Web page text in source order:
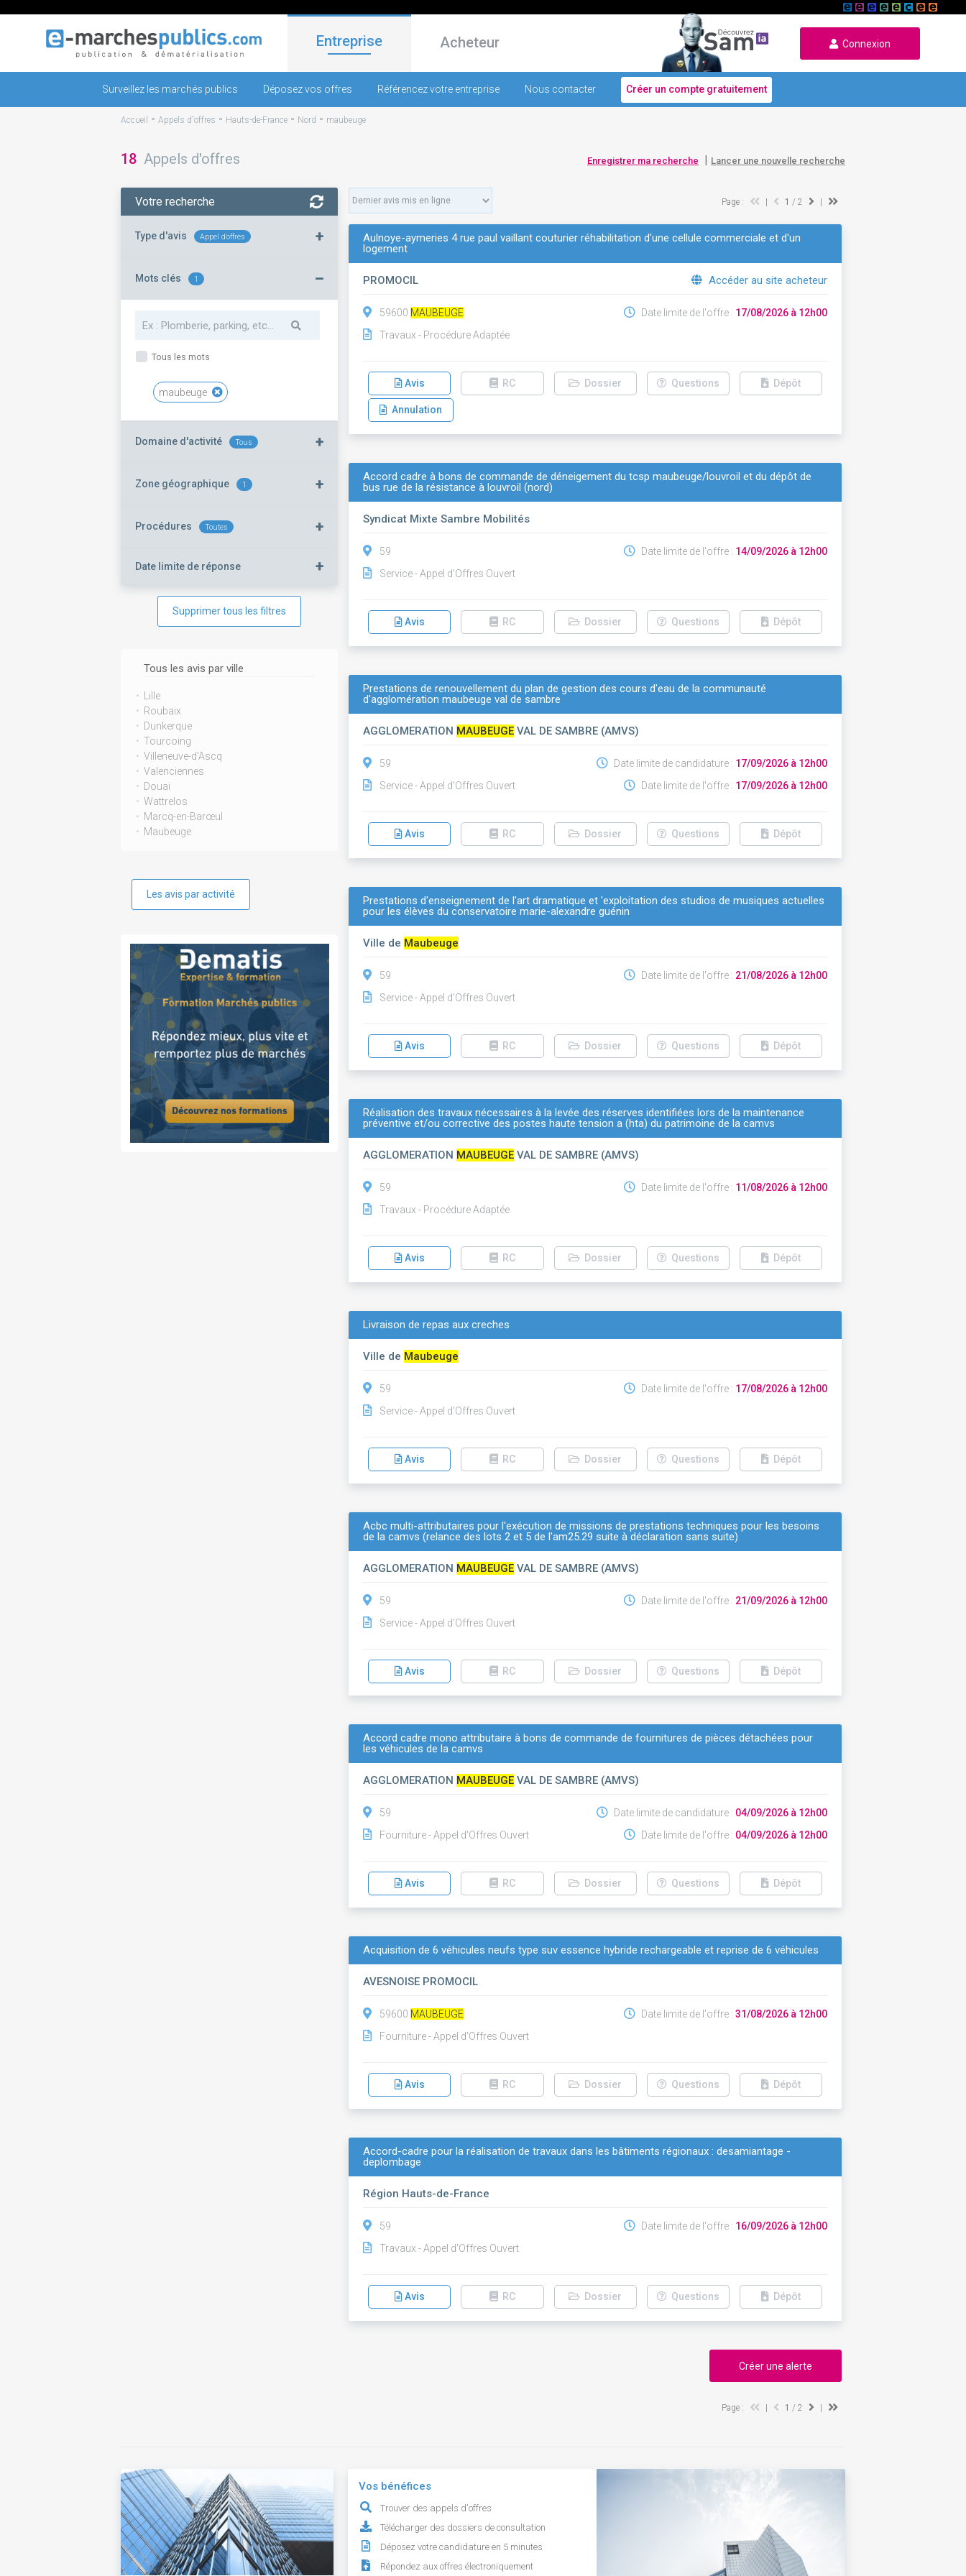
Entreprise Acheteur Connexion
Surveillez les marchés publics Déposez vos offres Référencez votre entreprise Nous contacter Créer un compte gratuitement
Accueil - Appels d'offres - Hauts-de-France - Nord - maubeuge
18 Appels d'offres Enregistrer ma recherche | Lancer une nouvelle recherche
Votre recherche
Type d'avis Appel d'offres +
Mots clés 1 –
Tous les mots
maubeuge
Domaine d'activité Tous +
Zone géographique 1 +
Procédures Toutes +
Date limite de réponse +
Supprimer tous les filtres
Tous les avis par ville
Lille
Roubaix
Dunkerque
Tourcoing
Villeneuve-d'Ascq
Valenciennes
Douai
Wattrelos
Marcq-en-Barœul
Maubeuge
Les avis par activité
Page : 1 / 2
Aulnoye-aymeries 4 rue paul vaillant couturier réhabilitation d'une cellule commerciale et d'un
logement
PROMOCIL Accéder au site acheteur
59600 MAUBEUGE
Travaux - Procédure Adaptée
Date limite de l'offre : 17/08/2026 à 12h00
Avis RC Dossier Questions Dépôt
Annulation
Accord cadre à bons de commande de déneigement du tcsp maubeuge/louvroil et du dépôt de
bus rue de la résistance à louvroil (nord)
Syndicat Mixte Sambre Mobilités
59
Service - Appel d'Offres Ouvert
Date limite de l'offre : 14/09/2026 à 12h00
Avis RC Dossier Questions Dépôt
Prestations de renouvellement du plan de gestion des cours d'eau de la communauté
d'agglomération maubeuge val de sambre
AGGLOMERATION MAUBEUGE VAL DE SAMBRE (AMVS)
59
Service - Appel d'Offres Ouvert
Date limite de candidature : 17/09/2026 à 12h00
Date limite de l'offre : 17/09/2026 à 12h00
Avis RC Dossier Questions Dépôt
Prestations d'enseignement de l'art dramatique et 'exploitation des studios de musiques actuelles
pour les élèves du conservatoire marie-alexandre guénin
Ville de Maubeuge
59
Service - Appel d'Offres Ouvert
Date limite de l'offre : 21/08/2026 à 12h00
Avis RC Dossier Questions Dépôt
Réalisation des travaux nécessaires à la levée des réserves identifiées lors de la maintenance
préventive et/ou corrective des postes haute tension a (hta) du patrimoine de la camvs
AGGLOMERATION MAUBEUGE VAL DE SAMBRE (AMVS)
59
Travaux - Procédure Adaptée
Date limite de l'offre : 11/08/2026 à 12h00
Avis RC Dossier Questions Dépôt
Livraison de repas aux creches
Ville de Maubeuge
59
Service - Appel d'Offres Ouvert
Date limite de l'offre : 17/08/2026 à 12h00
Avis RC Dossier Questions Dépôt
Acbc multi-attributaires pour l'exécution de missions de prestations techniques pour les besoins
de la camvs (relance des lots 2 et 5 de l'am25.29 suite à déclaration sans suite)
AGGLOMERATION MAUBEUGE VAL DE SAMBRE (AMVS)
59
Service - Appel d'Offres Ouvert
Date limite de l'offre : 21/09/2026 à 12h00
Avis RC Dossier Questions Dépôt
Accord cadre mono attributaire à bons de commande de fournitures de pièces détachées pour
les véhicules de la camvs
AGGLOMERATION MAUBEUGE VAL DE SAMBRE (AMVS)
59
Fourniture - Appel d'Offres Ouvert
Date limite de candidature : 04/09/2026 à 12h00
Date limite de l'offre : 04/09/2026 à 12h00
Avis RC Dossier Questions Dépôt
Acquisition de 6 véhicules neufs type suv essence hybride rechargeable et reprise de 6 véhicules
AVESNOISE PROMOCIL
59600 MAUBEUGE
Fourniture - Appel d'Offres Ouvert
Date limite de l'offre : 31/08/2026 à 12h00
Avis RC Dossier Questions Dépôt
Accord-cadre pour la réalisation de travaux dans les bâtiments régionaux : desamiantage -
deplombage
Région Hauts-de-France
59
Travaux - Appel d'Offres Ouvert
Date limite de l'offre : 16/09/2026 à 12h00
Avis RC Dossier Questions Dépôt
Créer une alerte
Page : 1 / 2
Vos bénéfices
Trouver des appels d'offres
Télécharger des dossiers de consultation
Déposez votre candidature en 5 minutes
Répondez aux offres électroniquement